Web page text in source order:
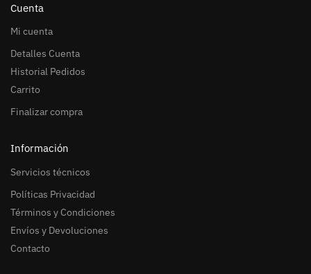
Cuenta
Mi cuenta
Detalles Cuenta
Historial Pedidos
Carrito
Finalizar compra
Información
Servicios técnicos
Políticas Privacidad
Términos y Condiciones
Envíos y Devoluciones
Contacto